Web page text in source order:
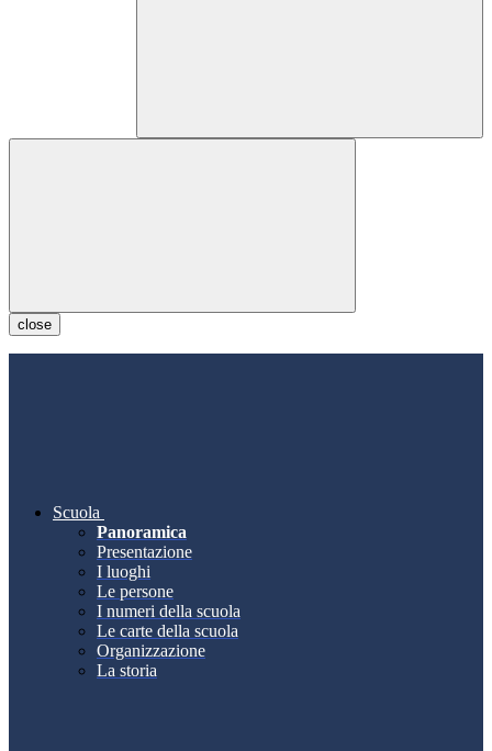
close
Scuola
Panoramica
Presentazione
I luoghi
Le persone
I numeri della scuola
Le carte della scuola
Organizzazione
La storia